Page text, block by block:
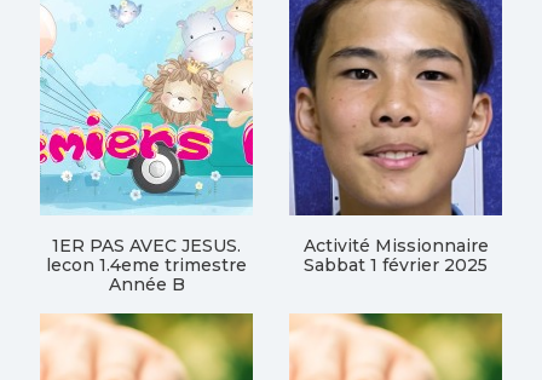
1ER PAS AVEC JESUS.
lecon 1.4eme trimestre
Année B
Activité Missionnaire
Sabbat 1 février 2025